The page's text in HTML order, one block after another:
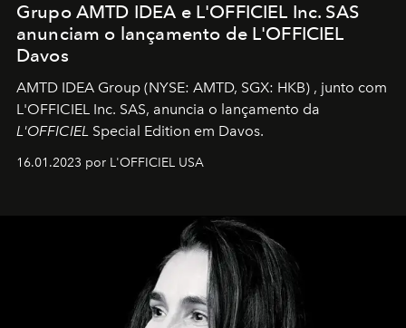
Grupo AMTD IDEA e L'OFFICIEL Inc. SAS
anunciam o lançamento de L'OFFICIEL
Davos
AMTD IDEA Group (NYSE: AMTD, SGX: HKB) , junto com
L'OFFICIEL Inc. SAS, anuncia o lançamento da
L'OFFICIEL Special Edition em Davos.
16.01.2023 por L'OFFICIEL USA